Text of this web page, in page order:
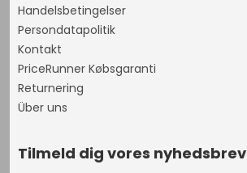
Handelsbetingelser
Persondatapolitik
Kontakt
PriceRunner Købsgaranti
Returnering
Über uns
Tilmeld dig vores nyhedsbrev